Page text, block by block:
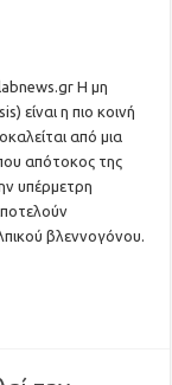
Η μη
είναι η πιο κοινή
από μια
απότοκος της
υπέρμετρη
βλεννογόνου.